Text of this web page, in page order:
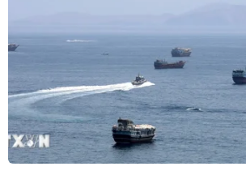
Tổng thống Trump bác tin Mỹ thiếu
hụt vũ khí vì chiến dịch Trung
06/08/2026 09:40